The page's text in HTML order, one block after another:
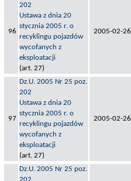
96
202
Ustawa z dnia 20
stycznia 2005 r. o
recyklingu pojazdów
wycofanych z
eksploatacji
(art. 27)
2005-02-26
97
Dz.U. 2005 Nr 25 poz.
202
Ustawa z dnia 20
stycznia 2005 r. o
recyklingu pojazdów
wycofanych z
eksploatacji
(art. 27)
2005-02-26
Dz.U. 2005 Nr 25 poz.
202